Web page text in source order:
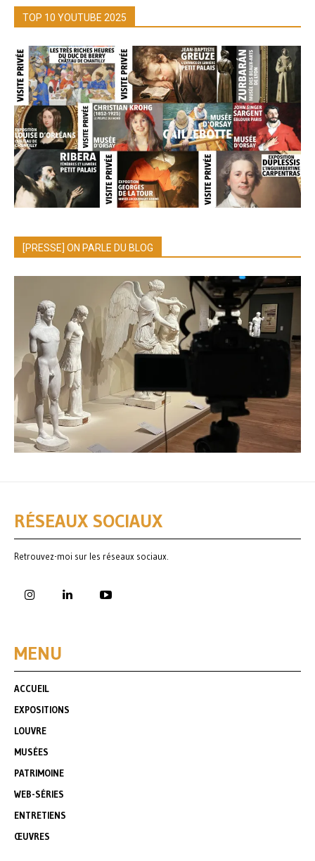
TOP 10 YOUTUBE 2025
[PRESSE] ON PARLE DU BLOG
RÉSEAUX SOCIAUX
Retrouvez-moi sur les réseaux sociaux.
MENU
ACCUEIL
EXPOSITIONS
LOUVRE
MUSÉES
PATRIMOINE
WEB-SÉRIES
ENTRETIENS
ŒUVRES